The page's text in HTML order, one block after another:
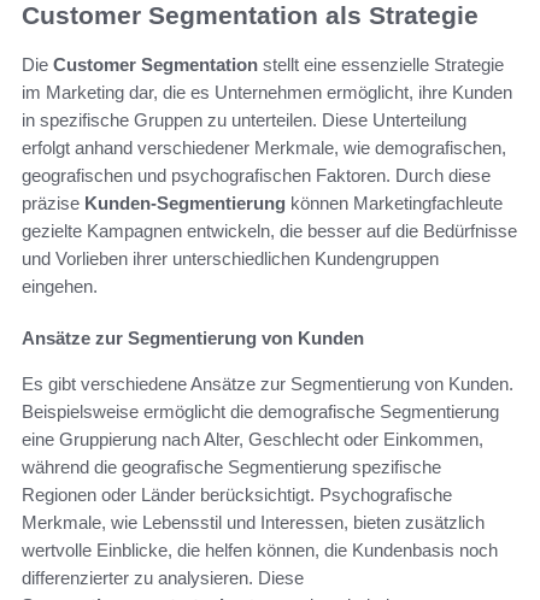
Customer Segmentation als Strategie
Die Customer Segmentation stellt eine essenzielle Strategie
im Marketing dar, die es Unternehmen ermöglicht, ihre Kunden
in spezifische Gruppen zu unterteilen. Diese Unterteilung
erfolgt anhand verschiedener Merkmale, wie demografischen,
geografischen und psychografischen Faktoren. Durch diese
präzise Kunden-Segmentierung können Marketingfachleute
gezielte Kampagnen entwickeln, die besser auf die Bedürfnisse
und Vorlieben ihrer unterschiedlichen Kundengruppen
eingehen.
Ansätze zur Segmentierung von Kunden
Es gibt verschiedene Ansätze zur Segmentierung von Kunden.
Beispielsweise ermöglicht die demografische Segmentierung
eine Gruppierung nach Alter, Geschlecht oder Einkommen,
während die geografische Segmentierung spezifische
Regionen oder Länder berücksichtigt. Psychografische
Merkmale, wie Lebensstil und Interessen, bieten zusätzlich
wertvolle Einblicke, die helfen können, die Kundenbasis noch
differenzierter zu analysieren. Diese